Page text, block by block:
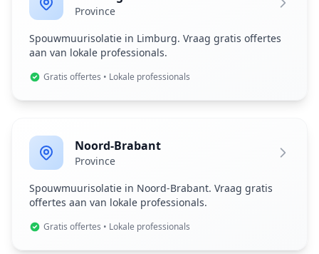
Province
Spouwmuurisolatie in Limburg. Vraag gratis offertes
aan van lokale professionals.
Gratis offertes • Lokale professionals
Noord-Brabant
Province
Spouwmuurisolatie in Noord-Brabant. Vraag gratis
offertes aan van lokale professionals.
Gratis offertes • Lokale professionals